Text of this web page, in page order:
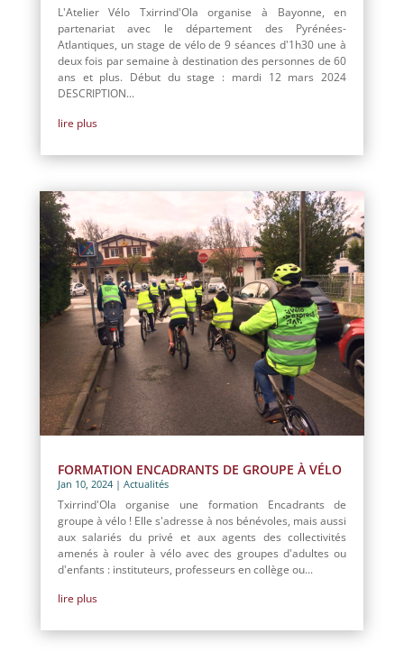
L'Atelier Vélo Txirrind'Ola organise à Bayonne, en
partenariat avec le département des Pyrénées-
Atlantiques, un stage de vélo de 9 séances d'1h30 une à
deux fois par semaine à destination des personnes de 60
ans et plus. Début du stage : mardi 12 mars 2024
DESCRIPTION...
lire plus
FORMATION ENCADRANTS DE GROUPE À VÉLO
Jan 10, 2024| Actualités
Txirrind'Ola organise une formation Encadrants de
groupe à vélo ! Elle s'adresse à nos bénévoles, mais aussi
aux salariés du privé et aux agents des collectivités
amenés à rouler à vélo avec des groupes d'adultes ou
d'enfants : instituteurs, professeurs en collège ou...
lire plus